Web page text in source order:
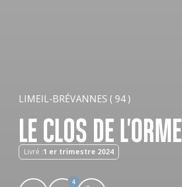
LIMEIL-BRÉVANNES ( 94 )
LE CLOS DE L'ORME
Livré :1 er trimestre 2024
4